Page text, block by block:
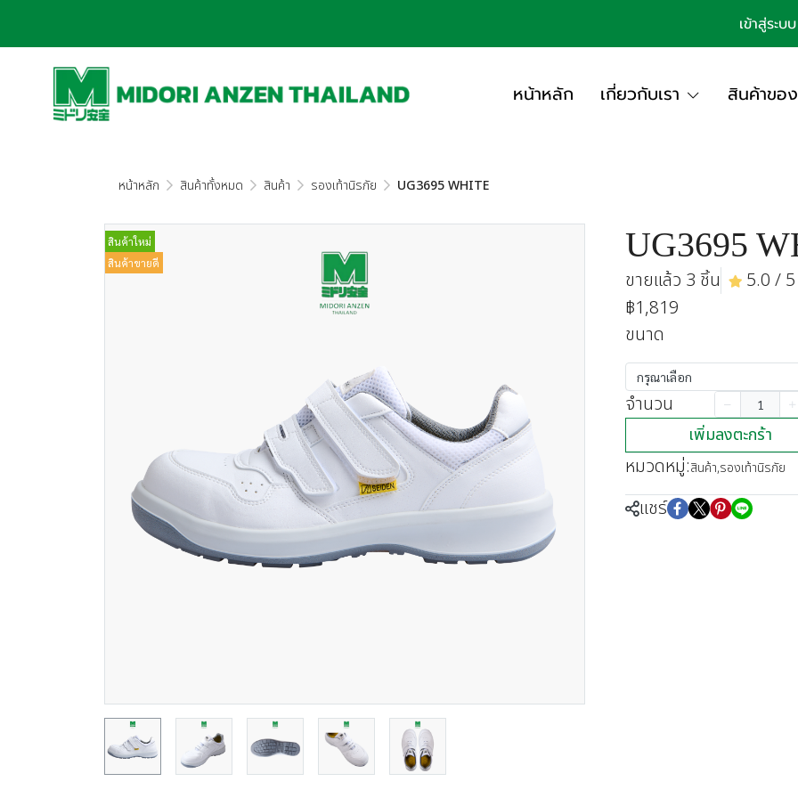
เข้าสู่ระบบ
หน้าหลัก เกี่ยวกับเรา สินค้าของ
หน้าหลัก สินค้าทั้งหมด สินค้า รองเท้านิรภัย UG3695 WHITE
สินค้าใหม่
สินค้าขายดี
UG3695
ขายแล้ว 3 ชิ้น 5.0 /
฿1,819
ขนาด
กรุณาเลือก
จำนวน
เพิ่มลงตะกร้า
หมวดหมู่:สินค้า,รองเท้านิรภัย
แชร์